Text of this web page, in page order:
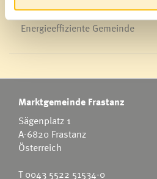
Energieeffiziente Gemeinde
Marktgemeinde Frastanz
Sägenplatz 1
A-6820 Frastanz
Österreich
T0043 5522 51534-0